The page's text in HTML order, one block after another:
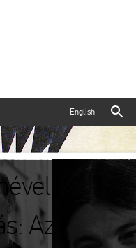
English
|
Az